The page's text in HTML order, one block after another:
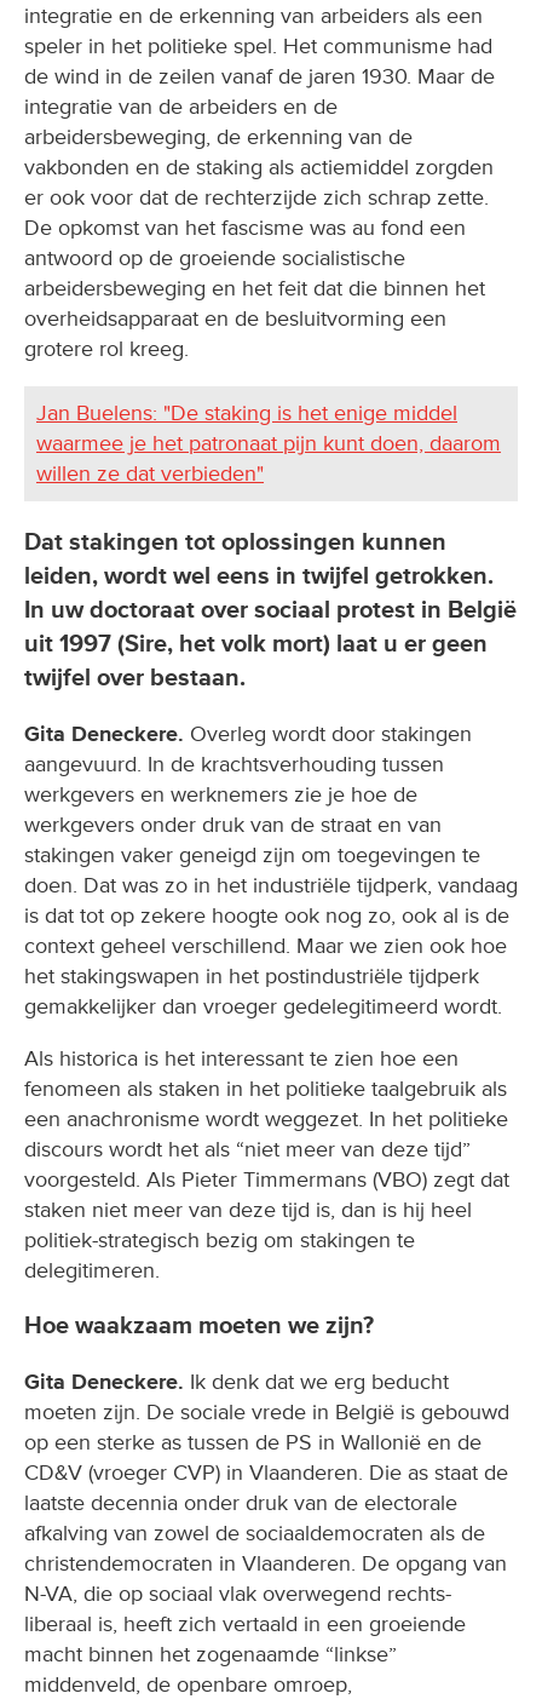
integratie en de erkenning van arbeiders als een
speler in het politieke spel. Het communisme had
de wind in de zeilen vanaf de jaren 1930. Maar de
integratie van de arbeiders en de
arbeidersbeweging, de erkenning van de
vakbonden en de staking als actiemiddel zorgden
er ook voor dat de rechterzijde zich schrap zette.
De opkomst van het fascisme was au fond een
antwoord op de groeiende socialistische
arbeidersbeweging en het feit dat die binnen het
overheidsapparaat en de besluitvorming een
grotere rol kreeg.
Jan Buelens: "De staking is het enige middel
waarmee je het patronaat pijn kunt doen, daarom
willen ze dat verbieden"
Dat stakingen tot oplossingen kunnen
leiden, wordt wel eens in twijfel getrokken.
In uw doctoraat over sociaal protest in België
uit 1997 (Sire, het volk mort) laat u er geen
twijfel over bestaan.
Gita Deneckere. Overleg wordt door stakingen
aangevuurd. In de krachtsverhouding tussen
werkgevers en werknemers zie je hoe de
werkgevers onder druk van de straat en van
stakingen vaker geneigd zijn om toegevingen te
doen. Dat was zo in het industriële tijdperk, vandaag
is dat tot op zekere hoogte ook nog zo, ook al is de
context geheel verschillend. Maar we zien ook hoe
het stakingswapen in het postindustriële tijdperk
gemakkelijker dan vroeger gedelegitimeerd wordt.
Als historica is het interessant te zien hoe een
fenomeen als staken in het politieke taalgebruik als
een anachronisme wordt weggezet. In het politieke
discours wordt het als “niet meer van deze tijd”
voorgesteld. Als Pieter Timmermans (VBO) zegt dat
staken niet meer van deze tijd is, dan is hij heel
politiek-strategisch bezig om stakingen te
delegitimeren.
Hoe waakzaam moeten we zijn?
Gita Deneckere. Ik denk dat we erg beducht
moeten zijn. De sociale vrede in België is gebouwd
op een sterke as tussen de PS in Wallonië en de
CD&V (vroeger CVP) in Vlaanderen. Die as staat de
laatste decennia onder druk van de electorale
afkalving van zowel de sociaaldemocraten als de
christendemocraten in Vlaanderen. De opgang van
N-VA, die op sociaal vlak overwegend rechts-
liberaal is, heeft zich vertaald in een groeiende
macht binnen het zogenaamde “linkse”
middenveld, de openbare omroep,